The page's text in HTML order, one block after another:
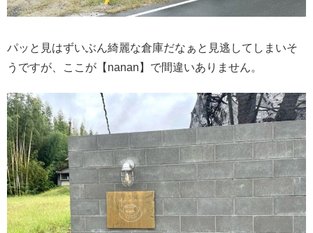
パッと見はずいぶん綺麗な倉庫だなぁと見逃してしまいそ
うですが、ここが【nanan】で間違いありません。